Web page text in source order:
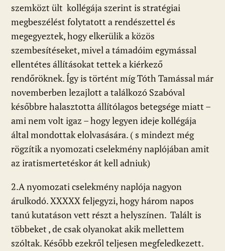
szemközt ült kollégája szerint is stratégiai
megbeszélést folytatott a rendészettel és
megegyeztek, hogy elkerülik a közös
szembesítéseket, mivel a támadóim egymással
ellentétes állításokat tettek a kiérkező
rendőröknek. Így is történt míg Tóth Tamással már
novemberben lezajlott a találkozó Szabóval
későbbre halasztotta állítólagos betegsége miatt –
ami nem volt igaz – hogy legyen ideje kollégája
által mondottak elolvasására. ( s mindezt még
rögzítik a nyomozati cselekmény naplójában amit
az iratismertetéskor át kell adniuk)
2.A nyomozati cselekmény naplója nagyon
árulkodó. XXXXX feljegyzi, hogy három napos
tanú kutatáson vett részt a helyszínen. Talált is
többeket , de csak olyanokat akik mellettem
szóltak. Később ezekről teljesen megfeledkezett.